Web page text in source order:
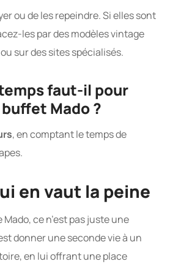
ou de les repeindre. Si elles sont
les par des modèles vintage
sur des sites spécialisés.
faut-il pour
Mado ?
, en comptant le temps de
en vaut la peine
ce n’est pas juste une
donner une seconde vie à un
en lui offrant une place